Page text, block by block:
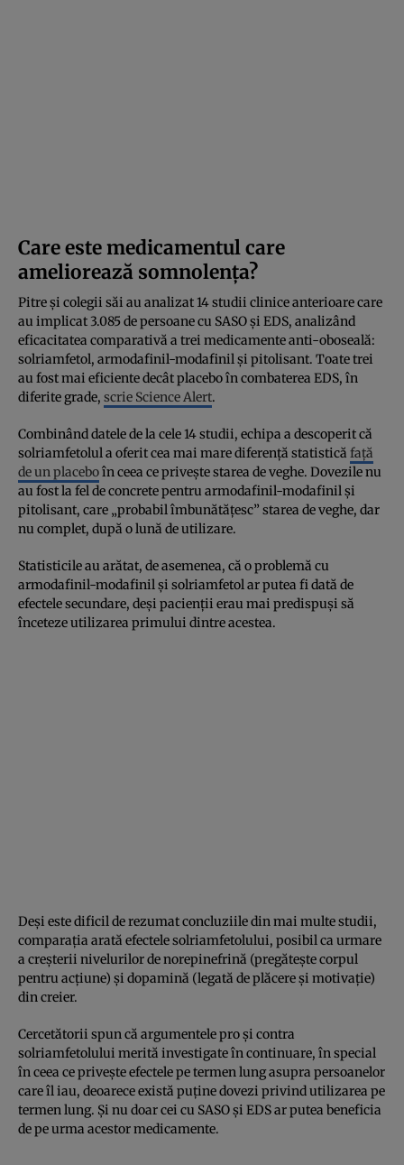
Care este medicamentul care
ameliorează somnolența?
Pitre și colegii săi au analizat 14 studii clinice anterioare care
au implicat 3.085 de persoane cu SASO și EDS, analizând
eficacitatea comparativă a trei medicamente anti-oboseală:
solriamfetol, armodafinil-modafinil și pitolisant. Toate trei
au fost mai eficiente decât placebo în combaterea EDS, în
diferite grade, scrie Science Alert.
Combinând datele de la cele 14 studii, echipa a descoperit că
solriamfetolul a oferit cea mai mare diferență statistică față
de un placeboîn ceea ce privește starea de veghe. Dovezile nu
au fost la fel de concrete pentru armodafinil-modafinil și
pitolisant, care „probabil îmbunătățesc” starea de veghe, dar
nu complet, după o lună de utilizare.
Statisticile au arătat, de asemenea, că o problemă cu
armodafinil-modafinil și solriamfetol ar putea fi dată de
efectele secundare, deși pacienții erau mai predispuși să
înceteze utilizarea primului dintre acestea.
Deși este dificil de rezumat concluziile din mai multe studii,
comparația arată efectele solriamfetolului, posibil ca urmare
a creșterii nivelurilor de norepinefrină (pregătește corpul
pentru acțiune) și dopamină (legată de plăcere și motivație)
din creier.
Cercetătorii spun că argumentele pro și contra
solriamfetolului merită investigate în continuare, în special
în ceea ce privește efectele pe termen lung asupra persoanelor
care îl iau, deoarece există puține dovezi privind utilizarea pe
termen lung. Și nu doar cei cu SASO și EDS ar putea beneficia
de pe urma acestor medicamente.